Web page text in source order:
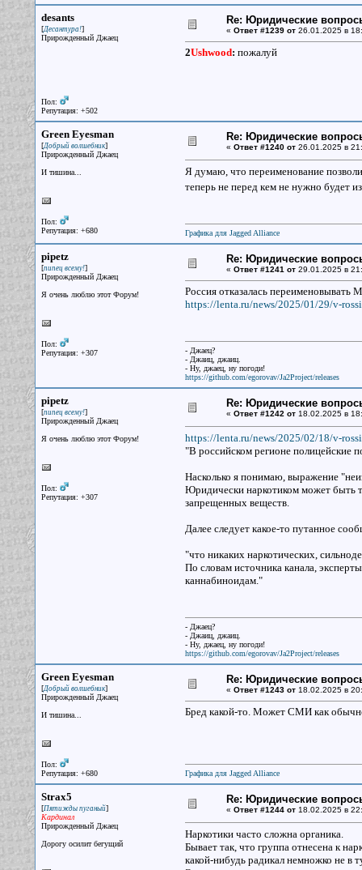
desants
[Десантура!]
Прирожденный Джаец
Пол:
Репутация: +502
Re: Юридические
« Ответ #1239 от26.01.2025 в
2Ushwood: пожалуй
Green Eyesman
[Добрый волшебник]
Прирожденный Джаец
И тишина...
Пол:
Репутация: +680
Re: Юридические
« Ответ #1240 от26.01.2025 в
Я думаю, что переименование
теперь не перед кем не нужно будет
Графика для Jagged Alliance
pipetz
[пипец всему!]
Прирожденный Джаец
Я очень люблю этот Форум!
Пол:
Репутация: +307
Re: Юридические
« Ответ #1241 от29.01.2025 в
Россия отказалась переименовывать
https://lenta.ru/news/2025/01/29/v-
- Джаец?
- Джаиц, джаиц.
- Ну, джаец, ну погоди!
https://github.com/egorovav/Ja2Project/releases
pipetz
[пипец всему!]
Прирожденный Джаец
Я очень люблю этот Форум!
Пол:
Репутация: +307
Re: Юридические
« Ответ #1242 от18.02.2025 в
https://lenta.ru/news/2025/02/18/v-
"В российском регионе полицейские
Насколько я понимаю, выражение
Юридически наркотиком может быть
запрещенных веществ.
Далее следует какое-то путанное
"что никаких наркотических,
По словам источника канала,
каннабиноидам."
- Джаец?
- Джаиц, джаиц.
- Ну, джаец, ну погоди!
https://github.com/egorovav/Ja2Project/releases
Green Eyesman
[Добрый волшебник]
Прирожденный Джаец
И тишина...
Пол:
Репутация: +680
Re: Юридические
« Ответ #1243 от18.02.2025 в
Бред какой-то. Может СМИ как
Графика для Jagged Alliance
Strax5
[Пятижды пуганый]
Кардинал
Прирожденный Джаец
Дорогу осилит бегущий
Re: Юридические
« Ответ #1244 от18.02.2025 в
Наркотики часто сложна органика.
Бывает так, что группа отнесена к
какой-нибудь радикал немножко не в